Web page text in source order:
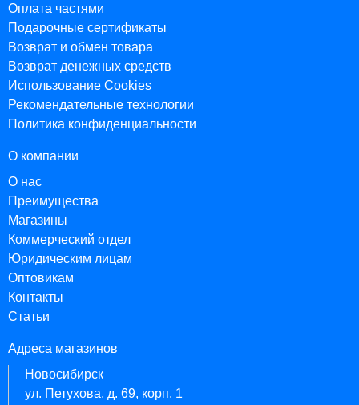
Оплата частями
Подарочные сертификаты
Возврат и обмен товара
Возврат денежных средств
Использование Cookies
Рекомендательные технологии
Политика конфиденциальности
О компании
О нас
Преимущества
Магазины
Коммерческий отдел
Юридическим лицам
Оптовикам
Контакты
Статьи
Адреса магазинов
Новосибирск
ул. Петухова, д. 69, корп. 1